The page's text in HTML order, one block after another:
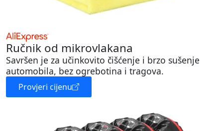
Ručnik od mikrovlakana
Savršen je za učinkovito čišćenje i brzo sušenje
automobila, bez ogrebotina i tragova.
Provjeri cijenu